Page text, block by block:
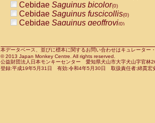
CercopithecidaeCercocebus
CercopithecidaeCercocebus
CercopithecidaeCercocebushybrid
CercopithecidaePapio anubis(0)
CercopithecidaePapio cynocephalus
CercopithecidaePapio hamadryas(0)
Cebidae Saguinus bicolor(0)
Cebidae Saguinus fuscicollis(0)
Cebidae Saguinus geoffroyi(0)
CebidaeSaguinus leucopus(0)
CebidaeSaguinus midas(0)
Cebidae Saguinus mystax(0)
本データベース、並びに標本に関するお問い合わせはキュレータ
© 2013 Japan Monkey Centre. All rights reserved.
公益財団法人日本モンキーセンター 愛知県犬山市大字犬山字官
登録:平成19年5月31日 有効:令和4年5月30日 取扱責任者:綿貫宏